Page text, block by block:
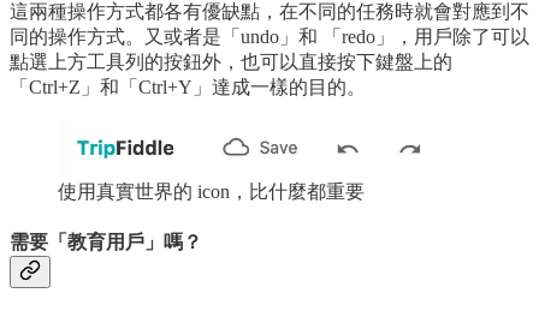
這兩種操作方式都各有優缺點，在不同的任務時就會對應到不
同的操作方式。又或者是「undo」和 「redo」，用戶除了可以
點選上方工具列的按鈕外，也可以直接按下鍵盤上的
「Ctrl+Z」和「Ctrl+Y」達成一樣的目的。
使用真實世界的 icon，比什麼都重要
需要「教育用戶」嗎？